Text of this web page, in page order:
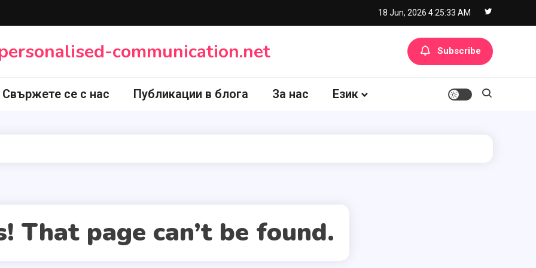
18 Jun, 2026 4:25:33 AM
communication.net Subscribe
Свържете се с нас Публикации в блога За нас Език
That page can’t be found.